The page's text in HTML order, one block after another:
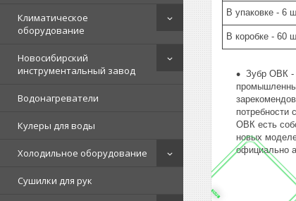
Климатическое
оборудование
Новосибирский
инструментальный завод
Водонагреватели
Кулеры для воды
Холодильное оборудование
Сушилки для рук
В упаковке - 6
В коробке - 60
Зубр ОВК -
потребности
ОВК есть
новых
официально